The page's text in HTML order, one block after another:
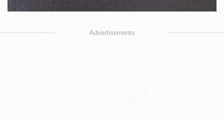
Advertisements